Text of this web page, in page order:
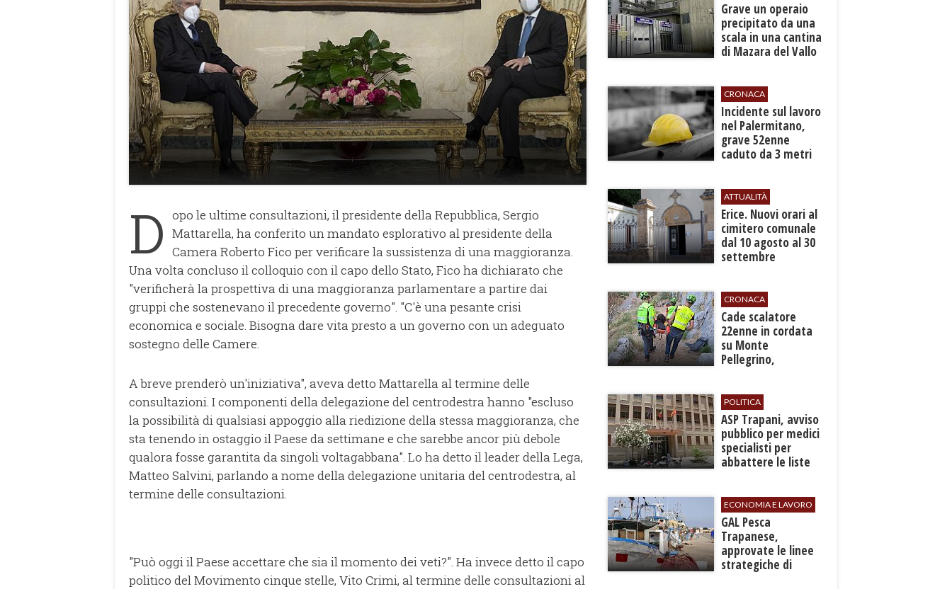
D opo le ultime consultazioni, il presidente della Repubblica, Sergio
Mattarella, ha conferito un mandato esplorativo al presidente della
Camera Roberto Fico per verificare la sussistenza di una maggioranza.
Una volta concluso il colloquio con il capo dello Stato, Fico ha dichiarato che
"verificherà la prospettiva di una maggioranza parlamentare a partire dai
gruppi che sostenevano il precedente governo". "C'è una pesante crisi
economica e sociale. Bisogna dare vita presto a un governo con un adeguato
sostegno delle Camere.
A breve prenderò un'iniziativa", aveva detto Mattarella al termine delle
consultazioni. I componenti della delegazione del centrodestra hanno "escluso
la possibilità di qualsiasi appoggio alla riedizione della stessa maggioranza, che
sta tenendo in ostaggio il Paese da settimane e che sarebbe ancor più debole
qualora fosse garantita da singoli voltagabbana". Lo ha detto il leader della Lega,
Matteo Salvini, parlando a nome della delegazione unitaria del centrodestra, al
termine delle consultazioni.
"Può oggi il Paese accettare che sia il momento dei veti?". Ha invece detto il capo
politico del Movimento cinque stelle, Vito Crimi, al termine delle consultazioni al
​Grave un operaio
precipitato da una
scala in una cantina
di Mazara del Vallo
CRONACA
​Incidente sul lavoro
nel Palermitano,
grave 52enne
caduto da 3 metri
ATTUALITÀ
​Erice. Nuovi orari al
cimitero comunale
dal 10 agosto al 30
settembre
CRONACA
​Cade scalatore
22enne in cordata
su Monte
Pellegrino,
gamba
POLITICA
ASP Trapani, avviso
pubblico per medici
specialisti per
abbattere le liste
ECONOMIA E LAVORO
GAL Pesca
Trapanese,
approvate le linee
strategiche di